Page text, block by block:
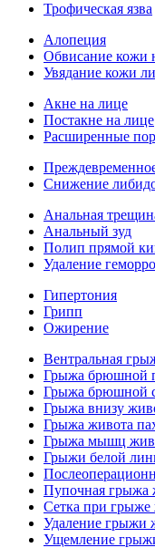
Трофическая язва
Алопеция
Обвисание кожи
Увядание кожи
Акне на лице
Постакне на лице
Расширенные
Снижение
Анальная
Анальный зуд
Полип прямой
Удаление
Гипертония
Грипп
Ожирение
Вентральная
Грыжа брюшной
Грыжа брюшной
Грыжа внизу
Грыжа живота
Грыжа мышц
Грыжи белой
Пупочная грыжа
Сетка при грыже
Удаление грыжи
Ущемление